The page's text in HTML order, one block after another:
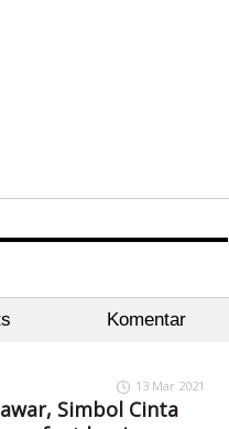
Komentar
13 Mar 2021
Simbol Cinta